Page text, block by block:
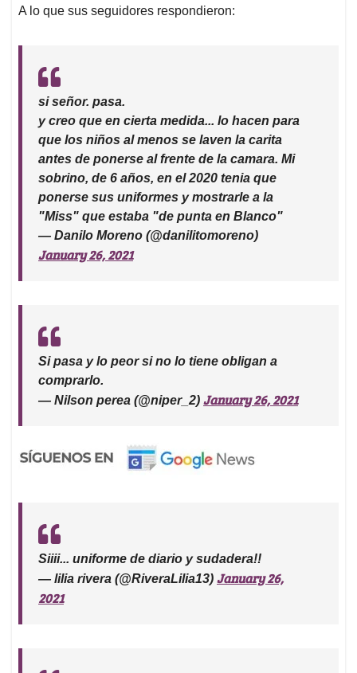
A lo que sus seguidores respondieron:
si señor. pasa.
y creo que en cierta medida... lo hacen para
que los niños al menos se laven la carita
antes de ponerse al frente de la camara. Mi
sobrino, de 6 años, en el 2020 tenia que
ponerse sus uniformes y mostrarle a la
"Miss" que estaba "de punta en Blanco"
— Danilo Moreno (@danilitomoreno)
January 26, 2021
Si pasa y lo peor si no lo tiene obligan a
comprarlo.
— Nilson perea (@niper_2) January 26, 2021
Siiii... uniforme de diario y sudadera!!
— lilia rivera (@RiveraLilia13) January 26,
2021